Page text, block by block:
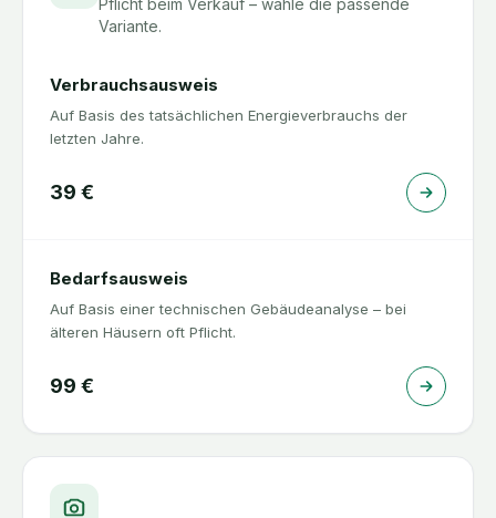
Pflicht beim Verkauf – wähle die passende
Variante.
Verbrauchsausweis
Auf Basis des tatsächlichen Energieverbrauchs der
letzten Jahre.
39 €
Bedarfsausweis
Auf Basis einer technischen Gebäudeanalyse – bei
älteren Häusern oft Pflicht.
99 €